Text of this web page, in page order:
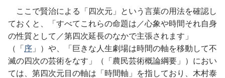
ここで賢治による「四次元」という言葉の用法を確認し
ておくと、「すべてこれらの命題は／心象や時間それ自身
の性質として／第四次延長のなかで主張されます」
（「 序 」）や、「巨きな人生劇場は時間の軸を移動して不
滅の四次の芸術をなす」（「農民芸術概論綱要」）におい
ては、第四次元目の軸は「時間軸」を指しており、木村泰